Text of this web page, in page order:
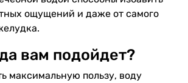
ощущений и даже от самого
вам подойдет?
максимальную пользу, воду